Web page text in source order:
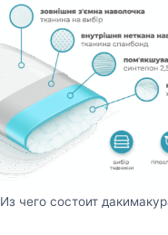
Из чего состоит